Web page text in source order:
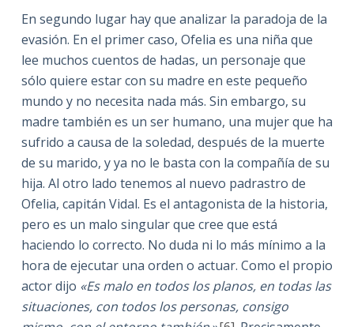
En segundo lugar hay que analizar la paradoja de la
evasión. En el primer caso, Ofelia es una niña que
lee muchos cuentos de hadas, un personaje que
sólo quiere estar con su madre en este pequeño
mundo y no necesita nada más. Sin embargo, su
madre también es un ser humano, una mujer que ha
sufrido a causa de la soledad, después de la muerte
de su marido, y ya no le basta con la compañía de su
hija. Al otro lado tenemos al nuevo padrastro de
Ofelia, capitán Vidal. Es el antagonista de la historia,
pero es un malo singular que cree que está
haciendo lo correcto. No duda ni lo más mínimo a la
hora de ejecutar una orden o actuar. Como el propio
actor dijo «Es malo en todos los planos, en todas las
situaciones, con todos los personas, consigo